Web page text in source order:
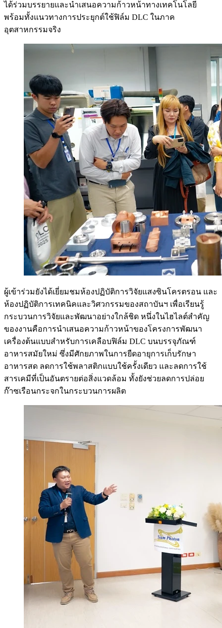
ได้ร่วมบรรยายและนำเสนอความก้าวหน้าทางเทคโนโลยี
พร้อมทั้งแนวทางการประยุกต์ใช้ฟิล์ม DLC ในภาค
อุตสาหกรรมจริง
ผู้เข้าร่วมยังได้เยี่ยมชมห้องปฏิบัติการวิจัยแสงซินโครตรอน และ
ห้องปฏิบัติการเทคนิคและวิศวกรรมของสถาบันฯ เพื่อเรียนรู้
กระบวนการวิจัยและพัฒนาอย่างใกล้ชิด หนึ่งในไฮไลต์สำคัญ
ของงานคือการนำเสนอความก้าวหน้าของโครงการพัฒนา
เครื่องต้นแบบสำหรับการเคลือบฟิล์ม DLC บนบรรจุภัณฑ์
อาหารสมัยใหม่ ซึ่งมีศักยภาพในการยืดอายุการเก็บรักษา
อาหารสด ลดการใช้พลาสติกแบบใช้ครั้งเดียว และลดการใช้
สารเคมีที่เป็นอันตรายต่อสิ่งแวดล้อม ทั้งยังช่วยลดการปล่อย
ก๊าซเรือนกระจกในกระบวนการผลิต